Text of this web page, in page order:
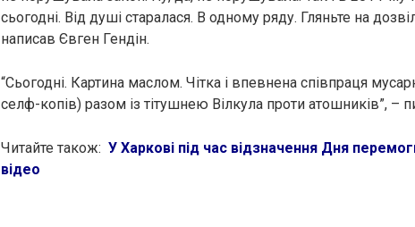
сьогодні. Від душі старалася. В одному ряду. Гляньте на
написав Євген Гендін.
“Сьогодні. Картина маслом. Чітка і впевнена співпраця
селф-копів) разом із тітушнею Вілкула проти атошників”,
Читайте також: У Харкові під час відзначення Дня
відео